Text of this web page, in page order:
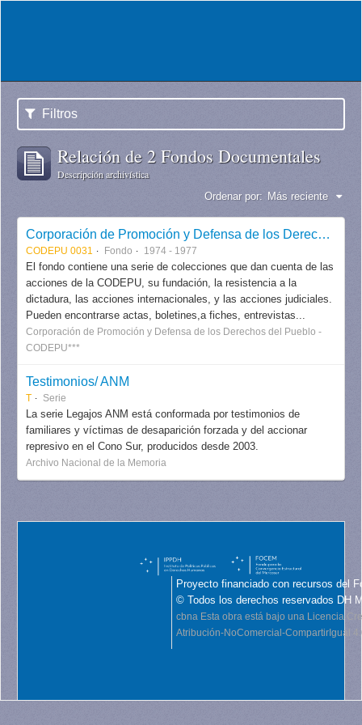
Filtros
Relación de 2 Fondos Documentales
Descripción archivística
Ordenar por: Más reciente
Corporación de Promoción y Defensa de los Derechos del Pueblo CODEPU
CODEPU 0031 Fondo 1974 - 1977
El fondo contiene una serie de colecciones que dan cuenta de las
acciones de la CODEPU, su fundación, la resistencia a la
dictadura, las acciones internacionales, y las acciones judiciales.
Pueden encontrarse actas, boletines,a fiches, entrevistas...
Corporación de Promoción y Defensa de los Derechos del Pueblo -
CODEPU***
Testimonios/ ANM
T Serie
La serie Legajos ANM está conformada por testimonios de
familiares y víctimas de desaparición forzada y del accionar
represivo en el Cono Sur, producidos desde 2003.
Archivo Nacional de la Memoria
Proyecto financiado con recursos del
© Todos los derechos reservados DH
cbna Esta obra está bajo una Licencia
Atribución-NoComercial-CompartirIgual